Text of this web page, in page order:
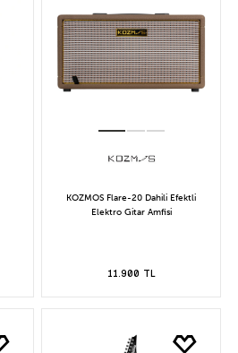
KOZMOS Flare-20 Dahili Efektli
Elektro Gitar Amfisi
11.900 TL